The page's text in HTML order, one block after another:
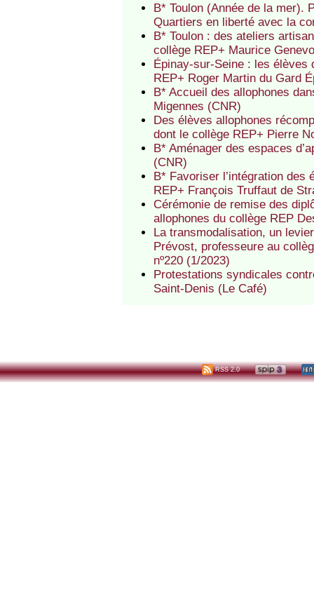
B* Toulon (Année de la mer).
Quartiers en liberté avec la
B* Toulon : des ateliers
collège REP+ Maurice
Épinay-sur-Seine : les élèves
REP+ Roger Martin du Gard
B* Accueil des allophones
Migennes (CNR)
Des élèves allophones
dont le collège REP+ Pierre
B* Aménager des espaces
(CNR)
B* Favoriser l’intégration des
REP+ François Truffaut de
Cérémonie de remise des
allophones du collège REP
La transmodalisation, un
Prévost, professeure au
nº220 (1/2023)
Protestations syndicales
Saint-Denis (Le Café)
RSS 2.0